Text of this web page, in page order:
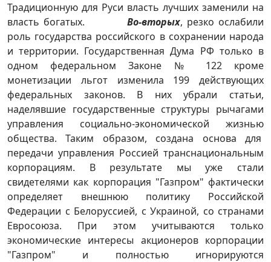
Традиционную для Руси власть лучших заменили на
власть богатых. Во-вторых, резко ослабили
роль государства российского в сохранении народа
и территории. Государственная Дума РФ только в
одном федеральном Законе № 122 кроме
монетизации льгот изменила 199 действующих
федеральных законов. В них убрали статьи,
наделявшие государственные структуры рычагами
управления социально-экономической жизнью
общества. Таким образом, создана основа для
передачи управления Россией транснациональным
корпорациям. В результате мы уже стали
свидетелями как корпорация "Газпром" фактически
определяет внешнюю политику Российской
Федерации с Белоруссией, с Украиной, со странами
Евросоюза. При этом учитываются только
экономические интересы акционеров корпорации
"Газпром" и полностью игнорируются